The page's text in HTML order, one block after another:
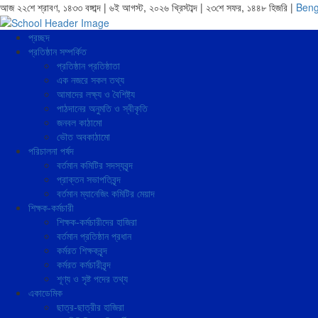
আজ ২২শে শ্রাবণ, ১৪৩৩ বঙ্গাব্দ | ৬ই আগস্ট, ২০২৬ খ্রিস্টাব্দ | ২৩শে সফর, ১৪৪৮ হিজরি |
প্রচ্ছদ
প্রতিষ্ঠান সম্পর্কিত
প্রতিষ্ঠান প্রতিষ্ঠাতা
এক নজরে সকল তথ্য
আমাদের লক্ষ্য ও বৈশিষ্ট্য
পাঠদানের অনুমতি ও স্বীকৃতি
জনবল কাঠামো
ভৌত অবকাঠামো
পরিচালনা পর্ষদ
বর্তমান কমিটির সদস্যবৃন্দ
প্রাক্তন সভাপতিবৃন্দ
বর্তমান ম্যানেজিং কমিটির মেয়াদ
শিক্ষক-কর্মচারী
শিক্ষক-কর্মচারীদের হাজিরা
বর্তমান প্রতিষ্ঠান প্রধান
কর্মরত শিক্ষকবৃন্দ
কর্মরত কর্মচারীবৃন্দ
শূণ্য ও সৃষ্ট পদের তথ্য
একাডেমিক
ছাত্র-ছাত্রীর হাজিরা